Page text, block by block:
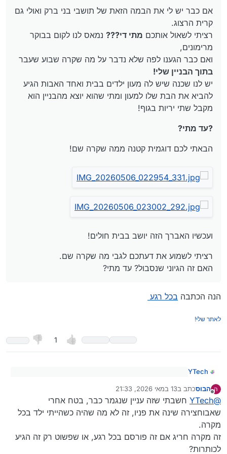
את הבת שלו למעון ומתי שהוא יוצא מהבניין הוא מקבל שתי
רציתי לשמוע את דעתכם לגבי מה שקרה שם.
האם זה הגיוני שנסבול? עד מתי?
אם כבר יש לי את הבמה הזאת של תושבי בני ברק ואולי גם
קרית הרצוג.
רציתי לשאול אותכם מתי די??? נמאס לנו לקום בבוקר
מרימונים,
ואם כבר הגענו לפה שלא נדבר על מה שקרה שבוע שעבר
בתוך הבניין שלי!
יש לנו שכנה שיש לה מעון ילדים בבית ואחד האבות הגיע
להביא את הבת שלו למעון ומתי שהוא יוצא מהבניין הוא
מקבל שתי יריות בגוף!
?עד מתי?
הבאתי לכם דוגמית קטנה ממה שקרה שם!
ועכשיו האברך הזה יושב בבית חולים!
רציתי לשמוע את דעתכם לגבי מה שקרה שם.
האם זה הגיוני שנסבול? עד מתי?
הנה הכתבה בכל רגע
לאתר שלי!
1
YTech
בתור תושב קרית הרצוג שסובל הרבה מעברינות.
כמו רימונים בבוקר שריפות בלילה וכו.!
קרית הרצוג.
נמאס לנו לקום בבוקר
הנה הכתבהבכל רגע
ה
מנותק
הבוסכתב ב13 במאי 2026, 21:33
נערך לאחרונה על ידי
@
YTech חשבתי שזה עניין שנגמר כבר, בטח אחרי
שאבוחצירה שינה את פניו, זה לא מה שהיה כשהייתי ילד בכל
מקרה.
זה מקרה חריג אם זה פורסם בכל רגע, או שפשוט רק זה הגיע
לכותרות?